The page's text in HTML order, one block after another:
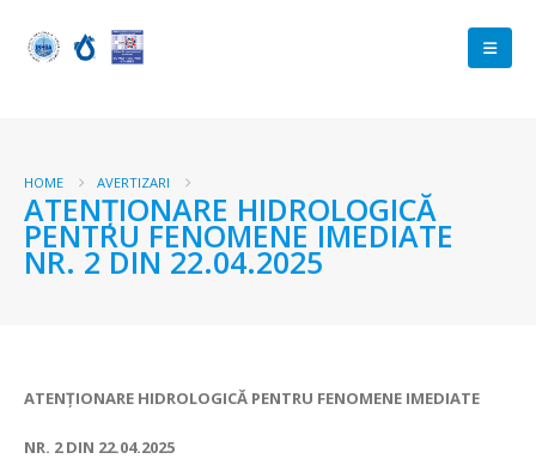
HOME AVERTIZARI
ATENŢIONARE HIDROLOGICĂ
PENTRU FENOMENE IMEDIATE
NR. 2 DIN 22.04.2025
ATENŢIONARE HIDROLOGICĂ PENTRU FENOMENE IMEDIATE
NR. 2 DIN 22.04.2025